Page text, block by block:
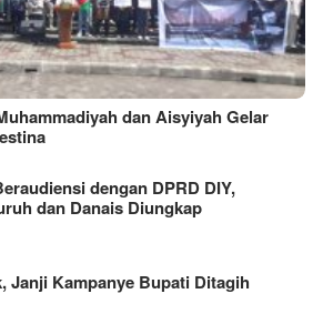
dan Aisyiyah Gelar
dengan DPRD DIY,
dan Danais Diungkap
Janji Kampanye Bupati Ditagih